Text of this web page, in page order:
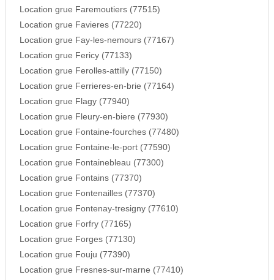
Location grue Faremoutiers (77515)
Location grue Favieres (77220)
Location grue Fay-les-nemours (77167)
Location grue Fericy (77133)
Location grue Ferolles-attilly (77150)
Location grue Ferrieres-en-brie (77164)
Location grue Flagy (77940)
Location grue Fleury-en-biere (77930)
Location grue Fontaine-fourches (77480)
Location grue Fontaine-le-port (77590)
Location grue Fontainebleau (77300)
Location grue Fontains (77370)
Location grue Fontenailles (77370)
Location grue Fontenay-tresigny (77610)
Location grue Forfry (77165)
Location grue Forges (77130)
Location grue Fouju (77390)
Location grue Fresnes-sur-marne (77410)